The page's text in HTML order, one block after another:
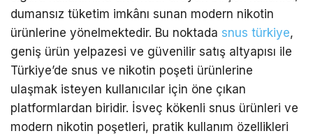
dumansız tüketim imkânı sunan modern nikotin
ürünlerine yönelmektedir. Bu noktada snus türkiye,
geniş ürün yelpazesi ve güvenilir satış altyapısı ile
Türkiye’de snus ve nikotin poşeti ürünlerine
ulaşmak isteyen kullanıcılar için öne çıkan
platformlardan biridir. İsveç kökenli snus ürünleri ve
modern nikotin poşetleri, pratik kullanım özellikleri